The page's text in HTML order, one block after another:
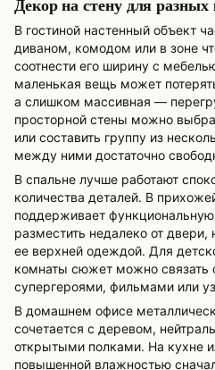
В гостиной настенный объект
диваном, комодом или в зоне
соотнести его ширину с
маленькая вещь может
а слишком массивная —
просторной стены можно
или составить группу из
между ними достаточно
В спальне лучше работают
количества деталей. В
поддерживает
разместить недалеко от двери,
ее верхней одеждой. Для
комнаты сюжет можно связать
супергероями, фильмами или
В домашнем офисе
сочетается с деревом,
открытыми полками. На кухне
повышенной влажностью